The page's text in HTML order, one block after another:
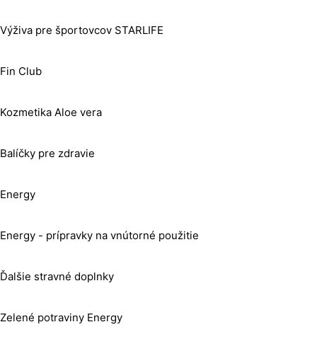
Výživa pre športovcov STARLIFE
Fin Club
Kozmetika Aloe vera
Balíčky pre zdravie
Energy
Energy - prípravky na vnútorné použitie
Ďalšie stravné doplnky
Zelené potraviny Energy